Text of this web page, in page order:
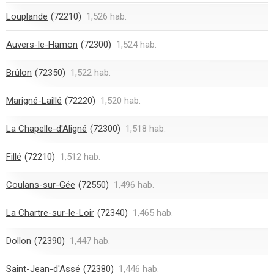
Louplande (72210) 1,526 hab.
Auvers-le-Hamon (72300) 1,524 hab.
Brûlon (72350) 1,522 hab.
Marigné-Laillé (72220) 1,520 hab.
La Chapelle-d'Aligné (72300) 1,518 hab.
Fillé (72210) 1,512 hab.
Coulans-sur-Gée (72550) 1,496 hab.
La Chartre-sur-le-Loir (72340) 1,465 hab.
Dollon (72390) 1,447 hab.
Saint-Jean-d'Assé (72380) 1,446 hab.